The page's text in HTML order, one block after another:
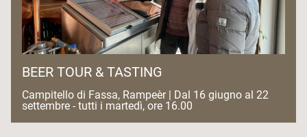
BEER TOUR & TASTING
Campitello di Fassa, Rampeèr | Dal 16 giugno al 22
settembre - tutti i martedì, ore 16.00